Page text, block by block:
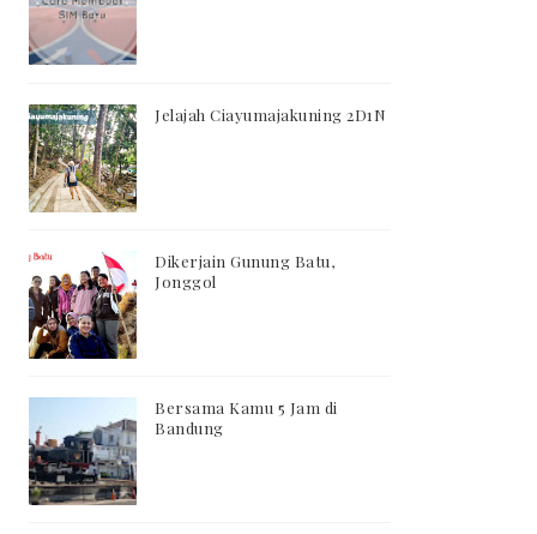
Jelajah Ciayumajakuning 2D1N
Dikerjain Gunung Batu,
Jonggol
Bersama Kamu 5 Jam di
Bandung